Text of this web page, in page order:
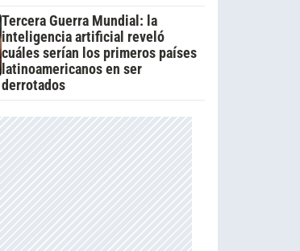
Tercera Guerra Mundial: la
inteligencia artificial reveló
cuáles serían los primeros países
latinoamericanos en ser
derrotados